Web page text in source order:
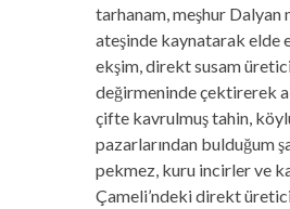
tarhanam, meşhur Dalyan
ateşinde kaynatarak elde
ekşim, direkt susam
değirmeninde çektirerek
çifte kavrulmuş tahin,
pazarlarından bulduğum
pekmez, kuru incirler ve
Çameli’ndeki direkt